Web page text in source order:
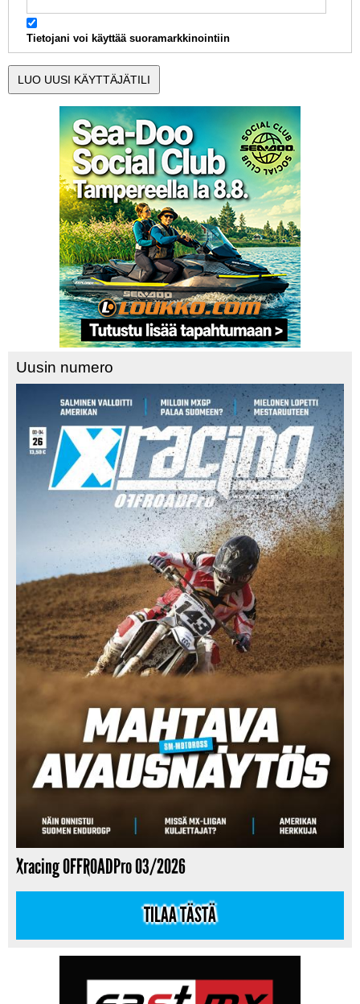
Tietojani voi käyttää suoramarkkinointiin
Uusin numero
Xracing OFFROADPro 03/2026
TILAA TÄSTÄ